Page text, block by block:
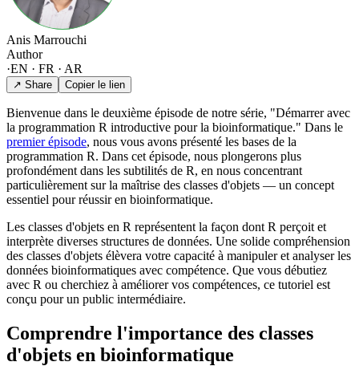
Anis Marrouchi
Author
·EN · FR · AR
↗ Share Copier le lien
Bienvenue dans le deuxième épisode de notre série, "Démarrer avec
la programmation R introductive pour la bioinformatique." Dans le
premier épisode, nous vous avons présenté les bases de la
programmation R. Dans cet épisode, nous plongerons plus
profondément dans les subtilités de R, en nous concentrant
particulièrement sur la maîtrise des classes d'objets — un concept
essentiel pour réussir en bioinformatique.
Les classes d'objets en R représentent la façon dont R perçoit et
interprète diverses structures de données. Une solide compréhension
des classes d'objets élèvera votre capacité à manipuler et analyser les
données bioinformatiques avec compétence. Que vous débutiez
avec R ou cherchiez à améliorer vos compétences, ce tutoriel est
conçu pour un public intermédiaire.
Comprendre l'importance des classes
d'objets en bioinformatique